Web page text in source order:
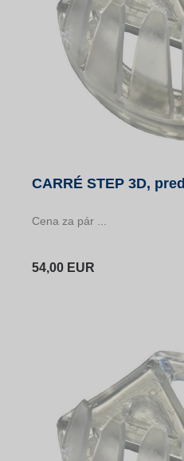
CARRÉ STEP 3D,
Cena za pár ...
54,00 EUR